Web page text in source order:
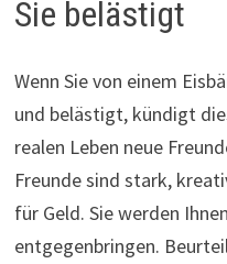
Sie belästigt
Wenn Sie von einem
und belästigt, kündigt
realen Leben neue
Freunde sind stark,
für Geld. Sie werden
entgegenbringen.